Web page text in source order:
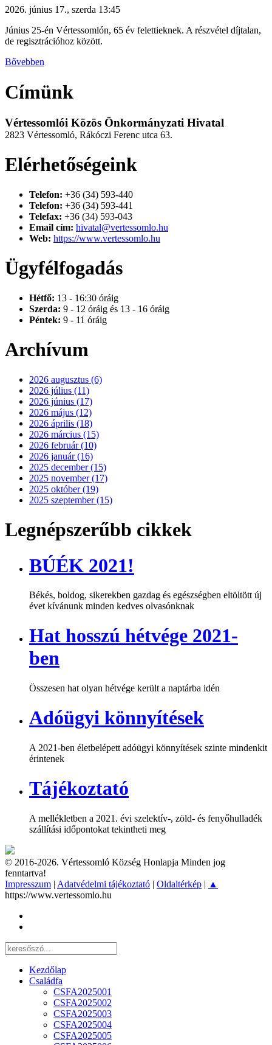
2026. június 17., szerda 13:45
Június 25-én Vértessomlón, 65 év felettieknek. A részvétel díjtalan,
de regisztrációhoz között.
Bővebben
Címünk
Vértessomlói Közös Önkormányzati Hivatal
2823 Vértessomló, Rákóczi Ferenc utca 63.
Elérhetőségeink
Telefon: +36 (34) 593-440
Telefon: +36 (34) 593-441
Telefax: +36 (34) 593-043
Email cím: hivatal@vertessomlo.hu
Web: https://www.vertessomlo.hu
Ügyfélfogadás
Hétfő: 13 - 16:30 óráig
Szerda: 9 - 12 óráig és 13 - 16 óráig
Péntek: 9 - 11 óráig
Archívum
2026 augusztus (6)
2026 július (11)
2026 június (17)
2026 május (12)
2026 április (18)
2026 március (15)
2026 február (10)
2026 január (16)
2025 december (15)
2025 november (17)
2025 október (19)
2025 szeptember (15)
Legnépszerűbb cikkek
BÚÉK 2021!
Békés, boldog, sikerekben gazdag és egészségben eltöltött új
évet kívánunk minden kedves olvasónknak
Hat hosszú hétvége 2021-
ben
Összesen hat olyan hétvége került a naptárba idén
Adóügyi könnyítések
A 2021-ben életbelépett adóügyi könnyítések szinte mindenkit
érintenek
Tájékoztató
A mellékletben a 2021. évi szelektív-, zöld- és fenyőhulladék
szállítási időpontokat tekintheti meg
© 2016-2026. Vértessomló Község Honlapja Minden jog
fenntartva!
Impresszum | Adatvédelmi tájékoztató | Oldaltérkép | ▲
https://www.vertessomlo.hu
Kezdőlap
Családfa
CSFA2025001
CSFA2025002
CSFA2025003
CSFA2025004
CSFA2025005